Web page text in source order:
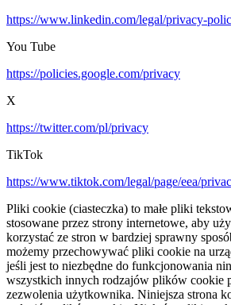
https://www.linkedin.com/legal/privacy-
You Tube
https://policies.google.com/privacy
X
https://twitter.com/pl/privacy
TikTok
https://www.tiktok.com/legal/page/eea/
Pliki cookie (ciasteczka) to małe pliki
stosowane przez strony internetowe, aby
korzystać ze stron w bardziej sprawny
możemy przechowywać pliki cookie na
jeśli jest to niezbędne do funkcjonowania
wszystkich innych rodzajów plików cookie
zezwolenia użytkownika. Niniejsza strona